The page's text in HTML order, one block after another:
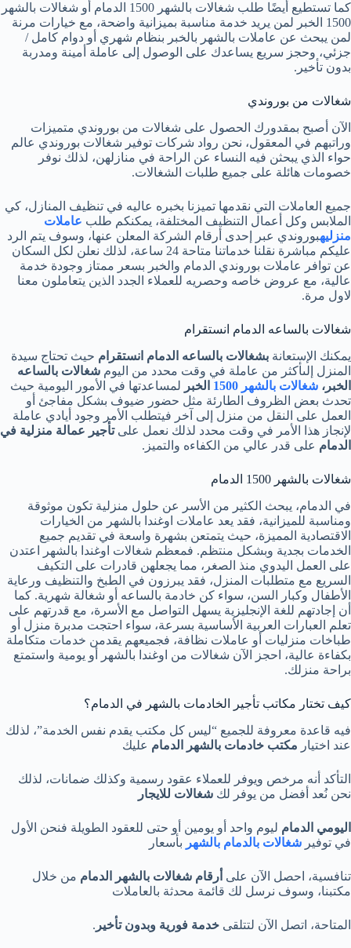
كما تستطيع أيضًا طلب شغالات بالشهر 1500 الدمام أو شغالات بالشهر
1500 الخبر لمن يريد خدمة مناسبة بميزانية واضحة، مع خيارات مرنة
لمن يبحث عن عاملات بالشهر بالخبر بنظام شهري أو دوام كامل /
جزئي، وحجز سريع يساعدك على الوصول إلى عاملة أمينة ومدربة
بدون تأخير.
شغالات من بوروندي
الآن أصبح بمقدورك الحصول على شغالات من بوروندي متميزات
وراتبهم في المعقول، نحن رواد شركات توفير شغالات بوروندي عالم
حواء الذي يبحثن فيه النساء عن الراحة في منازلهن، لذلك نوفر
خصومات هائلة على جميع طلبات الشغالات.
جميع العاملات التي نقدمها تميزنا بخبره عاليه في تنظيف المنازل، كي
الملابس وكل أعمال التنظيف المختلفة، يمكنكم طلب عاملات
منزليهبوروندي عبر إحدى أرقام الشركة المعلن عنها، وسوف يتم الرد
عليكم مباشرة نقلنا خدماتنا متاحة 24 ساعة، لذلك نعلن لكل السكان
عن توافر عاملات بوروندي الدمام والخبر بسعر ممتاز وجودة خدمة
عالية، مع عروض خاصه وحصريه للعملاء الجدد الذين يتعاملون معنا
لاول مرة.
شغالات بالساعه الدمام انستقرام
يمكنك الإستعانة بشغالات بالساعه الدمام انستقرام حيث تحتاج سيدة
المنزل إلىأكثر من عاملة في وقت محدد من اليوم شغالات بالساعه
الخبر، شغالات بالشهر 1500 الخبر لمساعدتها في الأمور اليومية حيث
تحدث بعض الظروف الطارئة مثل حضور ضيوف بشكل مفاجئ أو
العمل على النقل من منزل إلى آخر فيتطلب الأمر وجود أيادي عاملة
لإنجاز هذا الأمر في وقت محدد لذلك نعمل علىتأجير عمالة منزلية في
الدمام على قدر عالي من الكفاءه والتميز.
شغالات بالشهر 1500 الدمام
في الدمام، يبحث الكثير من الأسر عن حلول منزلية تكون موثوقة
ومناسبة للميزانية، فقد يعد عاملات اوغندا بالشهر من الخيارات
الاقتصادية المميزة، حيث يتمتعن بشهرة واسعة في تقديم جميع
الخدمات بجدية وبشكل منتظم. فمعظم شغالات اوغندا بالشهر اعتدن
على العمل اليدوي منذ الصغر، مما يجعلهن قادرات على التكيف
السريع مع متطلبات المنزل، فقد يبرزون في الطبخ والتنظيف ورعاية
الأطفال وكبار السن، سواء كن خادمة بالساعه أو شغالة شهرية. كما
أن إجادتهم للغة الإنجليزية يسهل التواصل مع الأسرة، مع قدرتهم على
تعلم العبارات العربية الأساسية بسرعة، سواء احتجت مدبرة منزل أو
طباخات منزليات أو عاملات نظافة، فجميعهم يقدمن خدمات متكاملة
بكفاءة عالية، احجز الآن شغالات من اوغندا بالشهر أو يومية واستمتع
براحة منزلك.
كيف تختار مكاتب تأجير الخادمات بالشهر في الدمام؟
فيه قاعدة معروفة للجميع “ليس كل مكتب يقدم نفس الخدمة”، لذلك
عند اختيار مكتب خادمات بالشهر الدمام عليك
التأكد أنه مرخص ويوفر للعملاء عقود رسمية وكذلك ضمانات، لذلك
نحن نُعد أفضل من يوفر لك شغالات للايجار
اليومي الدمام ليوم واحد أو يومين أو حتى للعقود الطويلة فنحن الأول
في توفير شغالات بالدمام بالشهر بأسعار
تنافسية، احصل الآن على أرقام شغالات بالشهر الدمام من خلال
مكتبنا، وسوف نرسل لك قائمة محدثة بالعاملات
المتاحة، اتصل الآن لتتلقى خدمة فورية وبدون تأخير .